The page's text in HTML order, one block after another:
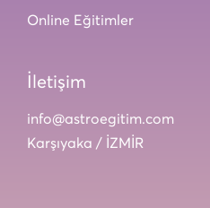
Online Eğitimler
İletişim
info@astroegitim.com
Karşıyaka / İZMİR